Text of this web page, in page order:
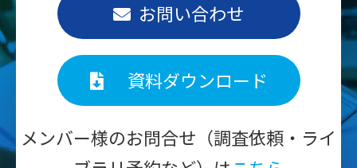
お問い合わせ
資料ダウンロード
メンバー様のお問合せ（調査依頼・ライ